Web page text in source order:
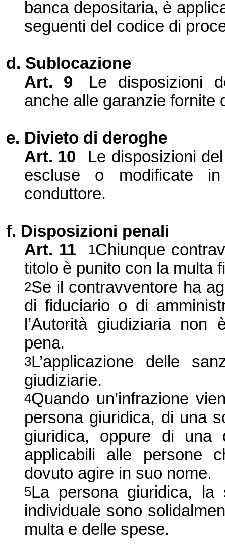
banca depositaria, è
seguenti del codice di
d. Sublocazione
Art.
9
Le disposizioni
anche alle garanzie fornite
e. Divieto di deroghe
Art. 10
Le disposizioni
escluse o modificate
conduttore.
f. Disposizioni penali
Art. 11 1Chiunque
titolo è punito con la multa
2Se il contravventore ha
di fiduciario o di
l’Autorità giudiziaria
pena.
3L’applicazione delle
giudiziarie.
4Quando un’infrazione
persona giuridica, di una
giuridica, oppure di una
applicabili alle persone
dovuto agire in suo nome.
5La persona giuridica,
individuale sono
multa e delle spese.